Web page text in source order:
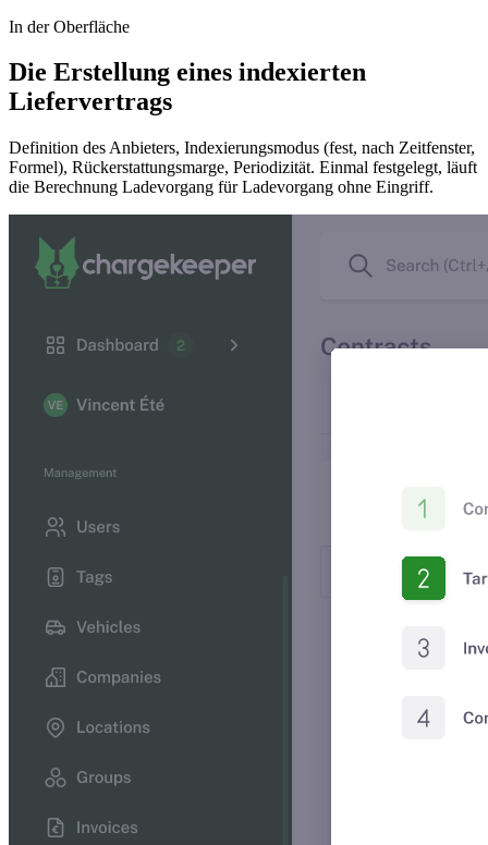
In der Oberfläche
Die Erstellung eines indexierten
Liefervertrags
Definition des Anbieters, Indexierungsmodus (fest, nach Zeitfenster,
Formel), Rückerstattungsmarge, Periodizität. Einmal festgelegt, läuft
die Berechnung Ladevorgang für Ladevorgang ohne Eingriff.